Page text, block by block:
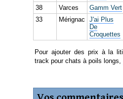
38 Varces Gamm Vert
33
Mérignac
J'ai Plus
De
Croquettes
Pour ajouter des prix à la
track pour chats à poils longs,